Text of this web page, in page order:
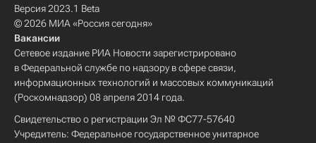
Версия 2023.1 Beta
© 2026 МИА «Россия сегодня»
Вакансии
Сетевое издание РИА Новости зарегистрировано
в Федеральной службе по надзору в сфере связи,
информационных технологий и массовых коммуникаций
(Роскомнадзор) 08 апреля 2014 года.
Свидетельство о регистрации Эл № ФС77-57640
Учредитель: Федеральное государственное унитарное